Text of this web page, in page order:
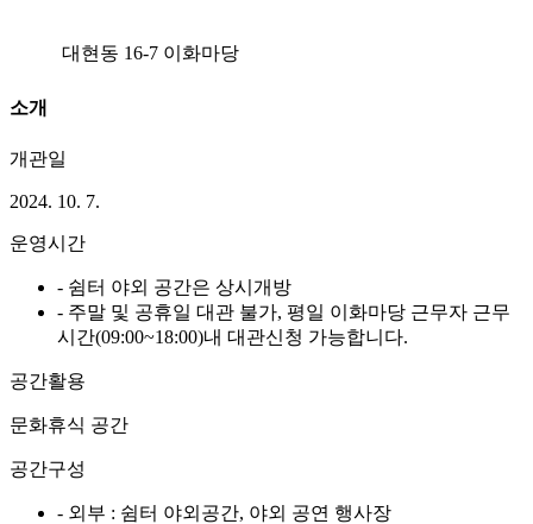
대현동 16-7 이화마당
소개
개관일
2024. 10. 7.
운영시간
- 쉼터 야외 공간은 상시개방
- 주말 및 공휴일 대관 불가, 평일 이화마당 근무자 근무
시간(09:00~18:00)내 대관신청 가능합니다.
공간활용
문화휴식 공간
공간구성
- 외부 : 쉼터 야외공간, 야외 공연 행사장